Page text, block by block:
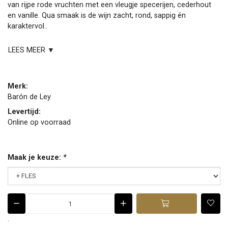
van rijpe rode vruchten met een vleugje specerijen, cederhout
en vanille. Qua smaak is de wijn zacht, rond, sappig én
karaktervol..
LEES MEER ▼
Merk:
Barón de Ley
Levertijd:
Online op voorraad
Maak je keuze: *
.